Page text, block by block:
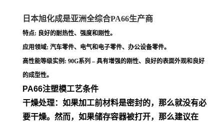
日本旭化成是亚洲全综合PA66生产商
特点: 良好的耐热性、强度和刚性。
应用领域: 汽车零件、电气和电子零件、办公设备零件。
高性能等级实例: 90G系列 – 具有增强的刚性、良好的表面外观和良好
的成型性。
PA66注塑模工艺条件
干燥处理：如果加工前材料是密封的，那么就没有必
要干燥。然而，如果储存容器被打开，那么建议在